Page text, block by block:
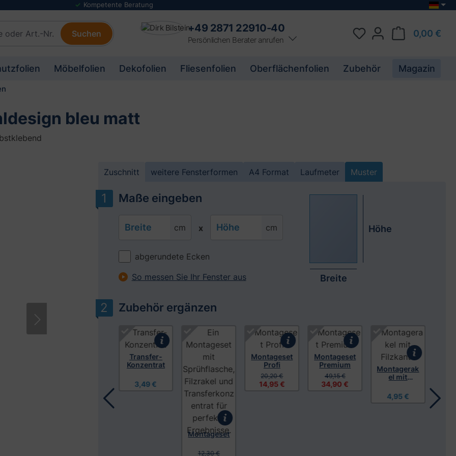
Folienmuster Service
Suchen +49 2871 22910-40
Persönlichen Berater anrufen
0,00 €
Möbelfolien Dekofolien Fliesenfolien Oberflächenfolien Zubehör Magazin
Bitte akzeptieren Sie Cookies, um dieses Video anzusehen
bleu matt
Zuschnitt weitere Fensterformen A4 Format Laufmeter Muster
Maße eingeben
Höhe cm
Breite cm x
abgerundete Ecken
So messen Sie Ihr Fenster aus
Höhe
Breite
Zubehör ergänzen
Transfer-
Konzentrat
3,49 €
Montageset
12,30 €
Montageset
Profi
14,95 €
20,20 €
Montageset
Premium
34,90 €
49,15 €
Montagerak
el mit
4,95 €